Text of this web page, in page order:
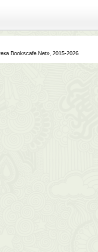
Bookscafe.Net», 2015-2026